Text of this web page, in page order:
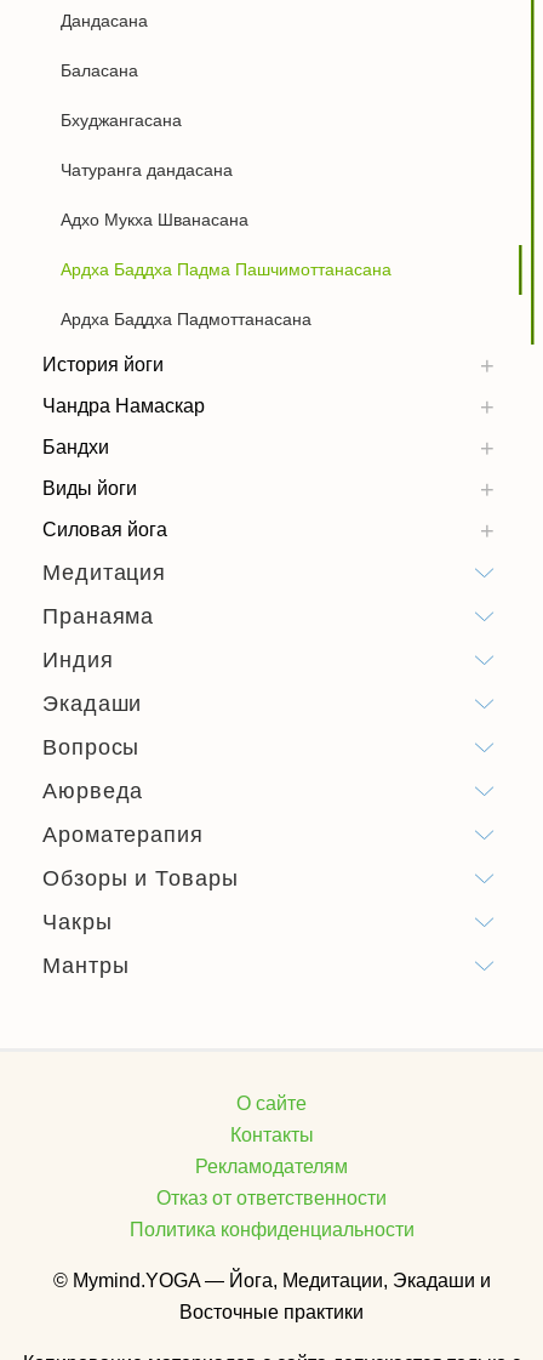
Дандасана
Баласана
Бхуджангасана
Чатуранга дандасана
Адхо Мукха Шванасана
Ардха Баддха Падма Пашчимоттанасана
Ардха Баддха Падмоттанасана
История йоги
Чандра Намаскар
Бандхи
Виды йоги
Силовая йога
Медитация
Пранаяма
Индия
Экадаши
Вопросы
Аюрведа
Ароматерапия
Обзоры и Товары
Чакры
Мантры
О сайте
Контакты
Рекламодателям
Отказ от ответственности
Политика конфиденциальности
© Mymind.YOGA — Йога, Медитации, Экадаши и
Восточные практики